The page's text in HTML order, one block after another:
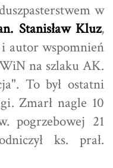
w
Stanisław Kluz,
autor wspomnień
na szlaku AK.
To był ostatni
Zmarł nagle 10
pogrzebowej 21
ks. prał.